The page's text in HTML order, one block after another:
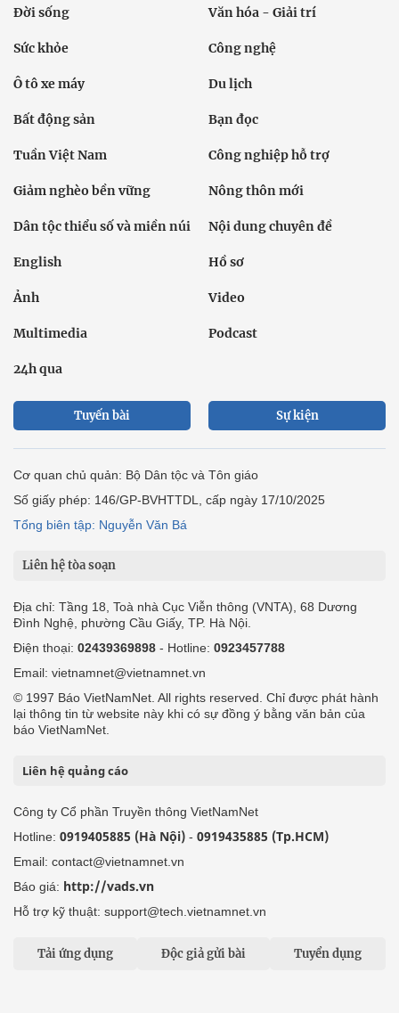
Đời sống Văn hóa - Giải trí
Sức khỏe Công nghệ
Ô tô xe máy Du lịch
Bất động sản Bạn đọc
Tuần Việt Nam Công nghiệp hỗ trợ
Giảm nghèo bền vững Nông thôn mới
Dân tộc thiểu số và miền núi Nội dung chuyên đề
English Hồ sơ
Ảnh Video
Multimedia Podcast
24h qua
Tuyến bài Sự kiện
Cơ quan chủ quản: Bộ Dân tộc và Tôn giáo
Số giấy phép: 146/GP-BVHTTDL, cấp ngày 17/10/2025
Tổng biên tập: Nguyễn Văn Bá
Liên hệ tòa soạn
Địa chỉ: Tầng 18, Toà nhà Cục Viễn thông (VNTA), 68 Dương
Đình Nghệ, phường Cầu Giấy, TP. Hà Nội.
Điện thoại: 02439369898 - Hotline: 0923457788
Email: vietnamnet@vietnamnet.vn
© 1997 Báo VietNamNet. All rights reserved. Chỉ được phát hành
lại thông tin từ website này khi có sự đồng ý bằng văn bản của
báo VietNamNet.
Liên hệ quảng cáo
Công ty Cổ phần Truyền thông VietNamNet
Hotline: 0919405885 (Hà Nội) - 0919435885 (Tp.HCM)
Email: contact@vietnamnet.vn
Báo giá: http://vads.vn
Hỗ trợ kỹ thuật: support@tech.vietnamnet.vn
Tải ứng dụng Độc giả gửi bài Tuyển dụng